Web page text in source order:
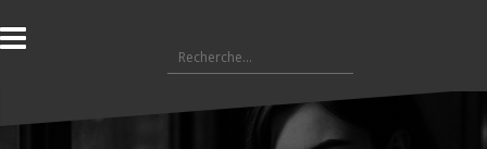
l
a
e